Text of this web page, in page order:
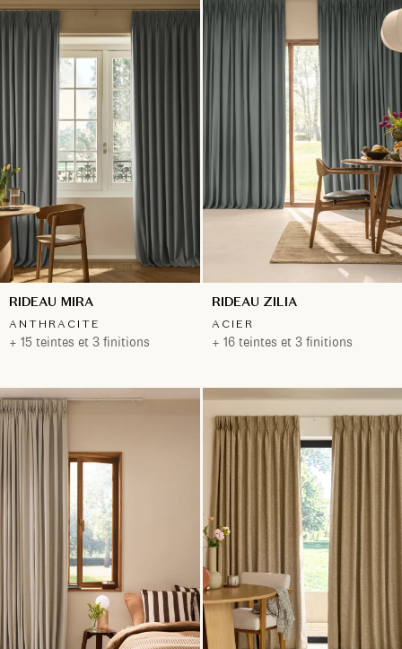
RIDEAU MIRA
ANTHRACITE
+ 15 teintes et 3 finitions
RIDEAU ZILIA
ACIER
+ 16 teintes et 3 finitions